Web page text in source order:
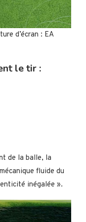
d’écran : EA
le tir :
de la balle, la
fluide du
inégalée ».